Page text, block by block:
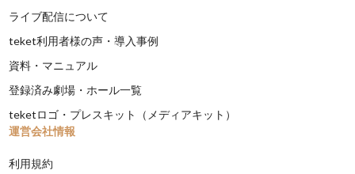
ライブ配信について
teket利用者様の声・導入事例
資料・マニュアル
登録済み劇場・ホール一覧
teketロゴ・プレスキット（メディアキット）
運営会社情報
利用規約